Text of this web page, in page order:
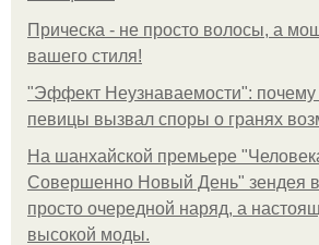
Прическа - не просто волосы, а
вашего стиля!
"Эффект Неузнаваемости":
певицы вызвал споры о гранях
На шанхайской премьере
Совершенно Новый День" зендея
просто очередной наряд, а
высокой моды.